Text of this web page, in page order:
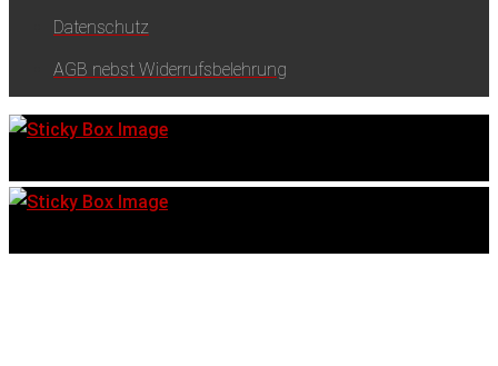
Datenschutz
AGB nebst Widerrufsbelehrung